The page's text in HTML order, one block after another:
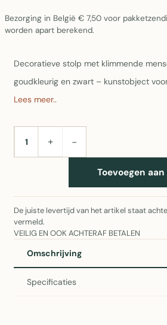
Bezorging in België € 7,50 voor
worden apart berekend.
Decoratieve stolp met klimmende
goudkleurig en zwart – kunstobject
Lees meer..
AANTAL+ −
Toevoegen
De juiste levertijd van het artikel staat
vermeld.
VEILIG EN OOK ACHTERAF BETALEN
Omschrijving
Specificaties